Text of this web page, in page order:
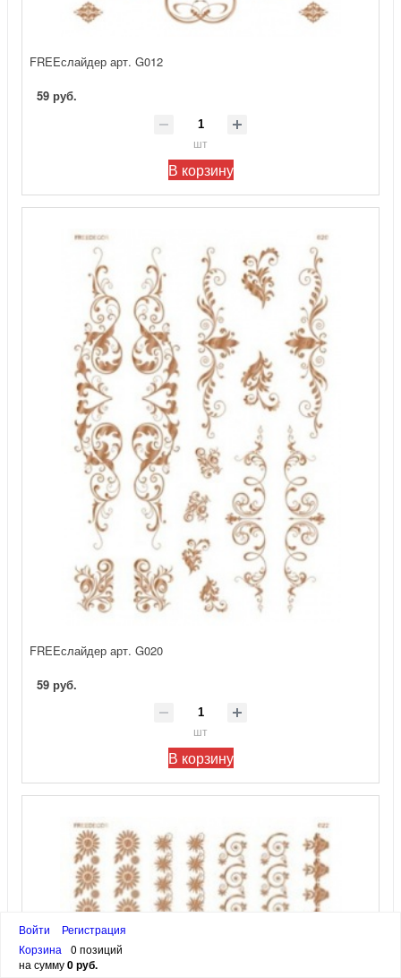
FREEслайдер арт. G012
59 руб.
шт
В корзину
FREEслайдер арт. G020
59 руб.
шт
В корзину
Войти
Регистрация
Корзина
0 позиций
на сумму0 руб.